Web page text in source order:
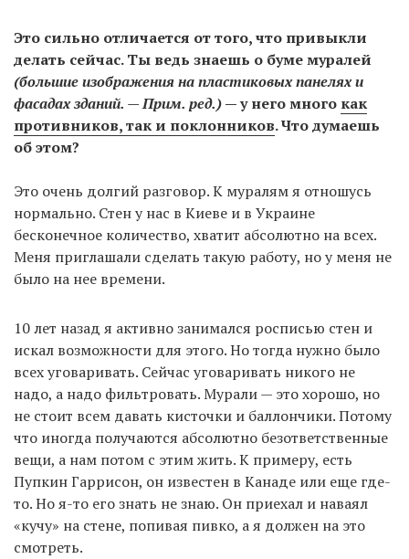
Это сильно отличается от того, что привыкли
делать сейчас. Ты ведь знаешь о буме муралей
(большие изображения на пластиковых панелях и
фасадах зданий. — Прим. ред.)— у него много как
противников, так и поклонников. Что думаешь
об этом?
Это очень долгий разговор. К муралям я отношусь
нормально. Стен у нас в Киеве и в Украине
бесконечное количество, хватит абсолютно на всех.
Меня приглашали сделать такую работу, но у меня не
было на нее времени.
10 лет назад я активно занимался росписью стен и
искал возможности для этого. Но тогда нужно было
всех уговаривать. Сейчас уговаривать никого не
надо, а надо фильтровать. Мурали — это хорошо, но
не стоит всем давать кисточки и баллончики. Потому
что иногда получаются абсолютно безответственные
вещи, а нам потом с этим жить. К примеру, есть
Пупкин Гаррисон, он известен в Канаде или еще где-
то. Но я-то его знать не знаю. Он приехал и наваял
«кучу» на стене, попивая пивко, а я должен на это
смотреть.